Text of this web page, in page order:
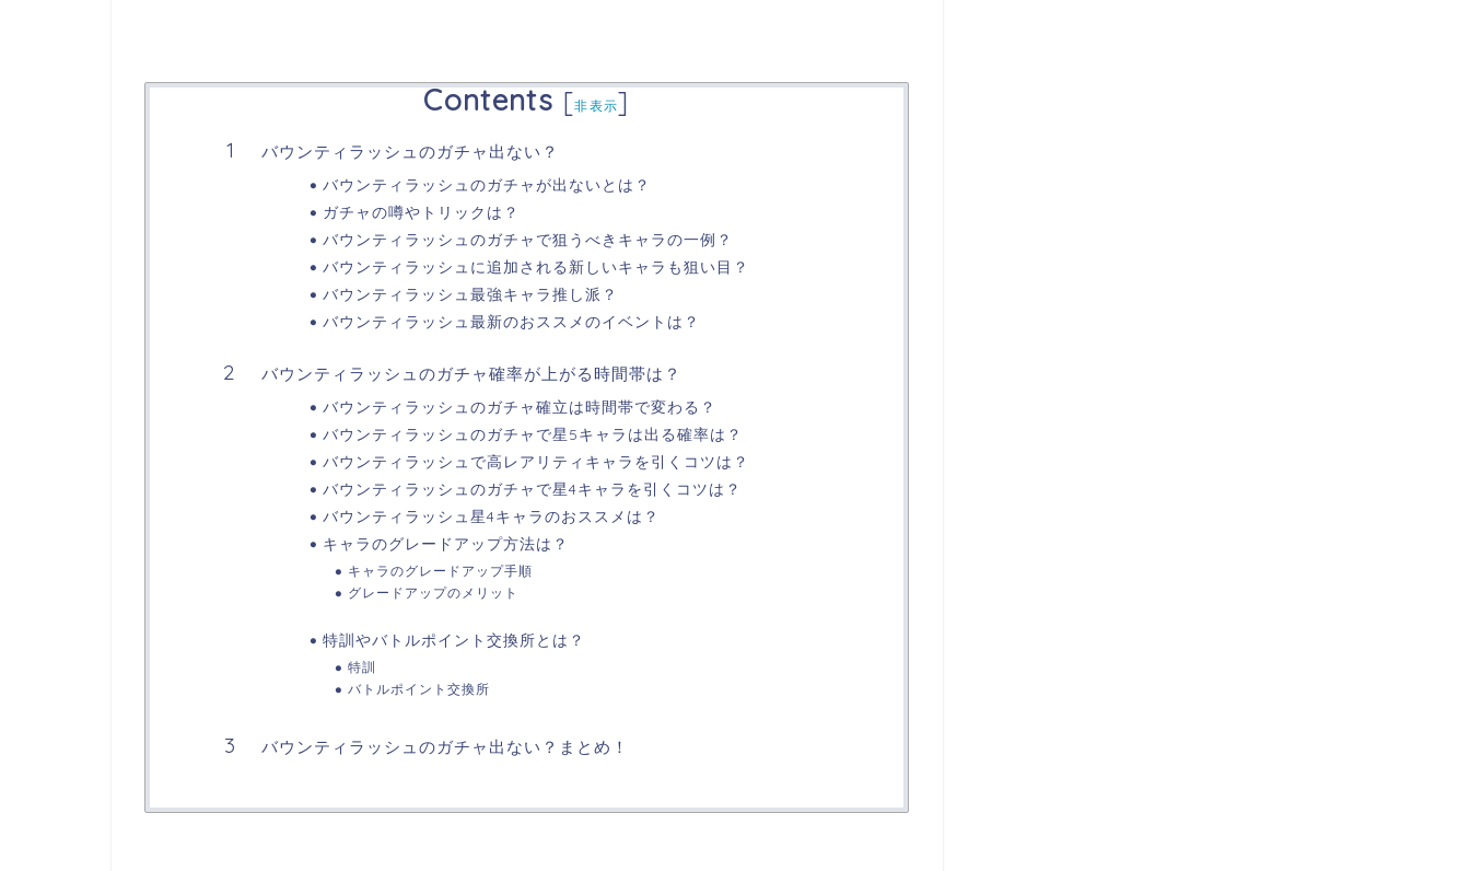
Contents [非表示]
バウンティラッシュのガチャ出ない？
バウンティラッシュのガチャが出ないとは？
ガチャの噂やトリックは？
バウンティラッシュのガチャで狙うべきキャラの一例？
バウンティラッシュに追加される新しいキャラも狙い目？
バウンティラッシュ最強キャラ推し派？
バウンティラッシュ最新のおススメのイベントは？
バウンティラッシュのガチャ確率が上がる時間帯は？
バウンティラッシュのガチャ確立は時間帯で変わる？
バウンティラッシュのガチャで星5キャラは出る確率は？
バウンティラッシュで高レアリティキャラを引くコツは？
バウンティラッシュのガチャで星4キャラを引くコツは？
バウンティラッシュ星4キャラのおススメは？
キャラのグレードアップ方法は？
キャラのグレードアップ手順
グレードアップのメリット
特訓やバトルポイント交換所とは？
特訓
バトルポイント交換所
バウンティラッシュのガチャ出ない？まとめ！